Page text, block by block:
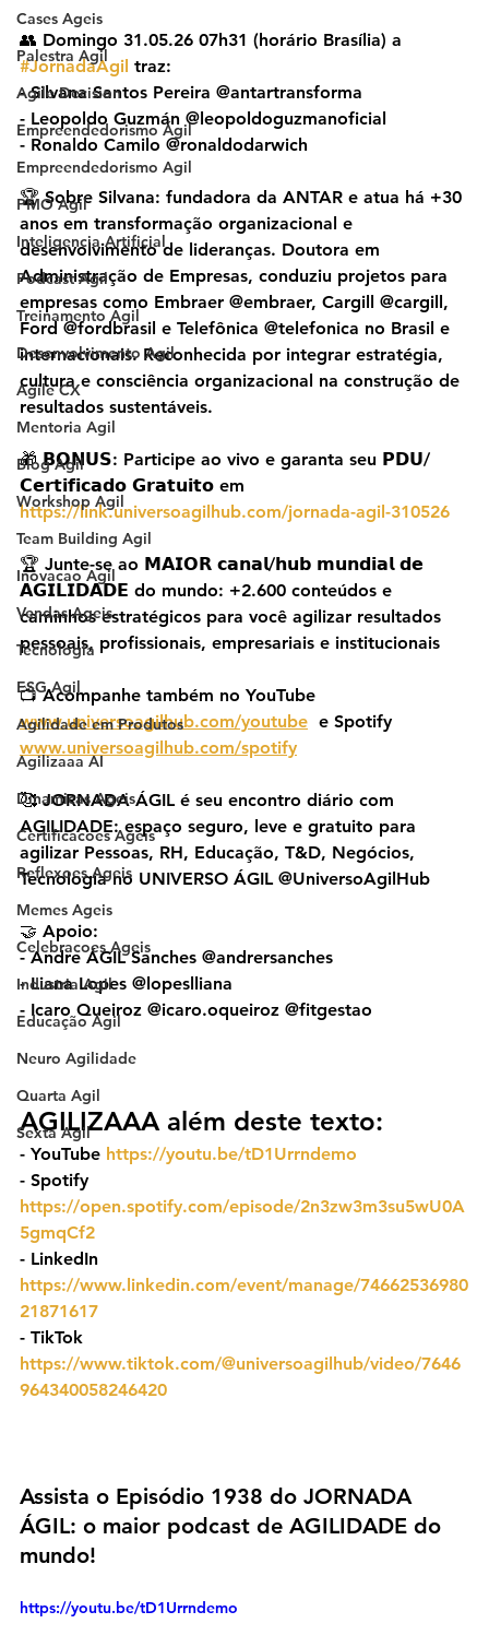
Cases Ageis
Palestra Agil
Agile Decision
Empreendedorismo Ágil
Empreendedorismo Agil
PMO Agil
Inteligencia Artificial
Podcast Agil
Treinamento Agil
Desenvolvimento Agil
Agile CX
Mentoria Agil
Blog Agil
Workshop Agil
Team Building Agil
Inovacao Agil
Vendas Ageis
Tecnologia
ESG Agil
Agilidade em Produtos
Agilizaaa AI
Dinamicas Ageis
Certificacoes Ageis
Reflexoes Ageis
Memes Ageis
Celebracoes Ageis
Industria Agil
Educação Ágil
Neuro Agilidade
Quarta Agil
Sexta Agil
👥 Domingo 31.05.26 07h31 (horário Brasília) a
#JornadaAgil traz:
- Silvana Santos Pereira @antartransforma
- Leopoldo Guzmán @‌leopoldoguzmanoficial
- Ronaldo Camilo @‌ronaldodarwich
🏆 Sobre Silvana: fundadora da ANTAR e atua há +30
anos em transformação organizacional e
desenvolvimento de lideranças. Doutora em
Administração de Empresas, conduziu projetos para
empresas como Embraer @embraer, Cargill @cargill,
Ford @fordbrasil e Telefônica @telefonica no Brasil e
internacionais. Reconhecida por integrar estratégia,
cultura e consciência organizacional na construção de
resultados sustentáveis.
🎁 𝗕𝗢𝗡𝗨𝗦: Participe ao vivo e garanta seu 𝗣𝗗𝗨/
𝗖𝗲𝗿𝘁𝗶𝗳𝗶𝗰𝗮𝗱𝗼 𝗚𝗿𝗮𝘁𝘂𝗶𝘁𝗼 em
https://link.universoagilhub.com/jornada-agil-310526
🏆 Junte-se ao 𝗠𝗔𝗜𝗢𝗥 𝗰𝗮𝗻𝗮𝗹/𝗵𝘂𝗯 𝗺𝘂𝗻𝗱𝗶𝗮𝗹 𝗱𝗲
𝗔𝗚𝗜𝗟𝗜𝗗𝗔𝗗𝗘 do mundo: +2.600 conteúdos e
caminhos estratégicos para você agilizar resultados
pessoais, profissionais, empresariais e institucionais
📺 Acompanhe também no YouTube
www.universoagilhub.com/youtube
  e Spotify
www.universoagilhub.com/spotify
🥰 JORNADA ÁGIL é seu encontro diário com
AGILIDADE: espaço seguro, leve e gratuito para
agilizar Pessoas, RH, Educação, T&D, Negócios,
Tecnologia no UNIVERSO ÁGIL @UniversoAgilHub
🤝 Apoio:
- Andre ÁGIL Sanches @andrersanches
- Liana Lopes @lopeslliana
- Icaro Queiroz @icaro.oqueiroz @fitgestao
AGILIZAAA além deste texto:
- YouTube https://youtu.be/tD1Urrndemo
- ⁠Spotify
https://open.spotify.com/episode/2n3zw3m3su5wU0A
5gmqCf2
- ⁠LinkedIn
https://www.linkedin.com/event/manage/74662536980
21871617
- TikTok
https://www.tiktok.com/@universoagilhub/video/7646
964340058246420
Assista o Episódio 1938 do JORNADA
ÁGIL: o maior podcast de AGILIDADE do
mundo!
https://youtu.be/tD1Urrndemo